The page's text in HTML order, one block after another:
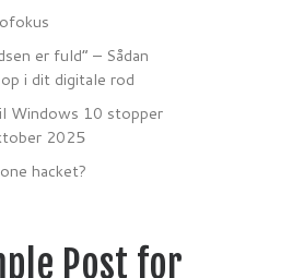
er fuld” – Sådan
i dit digitale rod
Windows 10 stopper
2025
hacket?
Post for